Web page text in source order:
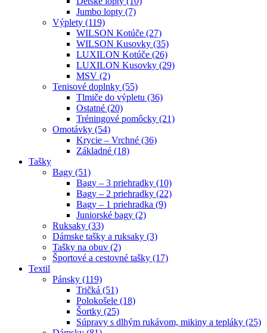
Jumbo lopty (7)
Výplety (119)
WILSON Kotúče (27)
WILSON Kusovky (35)
LUXILON Kotúče (26)
LUXILON Kusovky (29)
MSV (2)
Tenisové doplnky (55)
Tlmiče do výpletu (36)
Ostatné (20)
Tréningové pomôcky (21)
Omotávky (54)
Krycie – Vrchné (36)
Základné (18)
Tašky
Bagy (51)
Bagy – 3 priehradky (10)
Bagy – 2 priehradky (22)
Bagy – 1 priehradka (9)
Juniorské bagy (2)
Ruksaky (33)
Dámske tašky a ruksaky (3)
Tašky na obuv (2)
Športové a cestovné tašky (17)
Textil
Pánsky (119)
Tričká (51)
Polokošele (18)
Šortky (25)
Súpravy s dlhým rukávom, mikiny a tepláky (25)